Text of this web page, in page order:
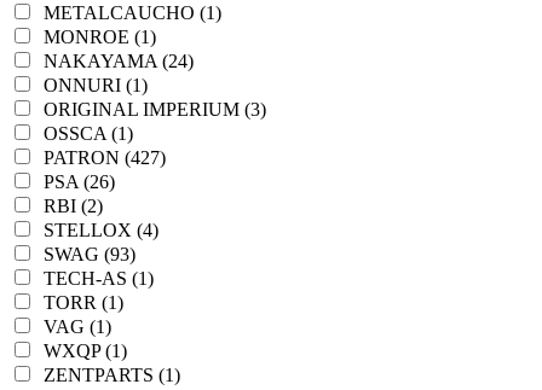
METALCAUCHO (1)
MONROE (1)
NAKAYAMA (24)
ONNURI (1)
ORIGINAL IMPERIUM (3)
OSSCA (1)
PATRON (427)
PSA (26)
RBI (2)
STELLOX (4)
SWAG (93)
TECH-AS (1)
TORR (1)
VAG (1)
WXQP (1)
ZENTPARTS (1)